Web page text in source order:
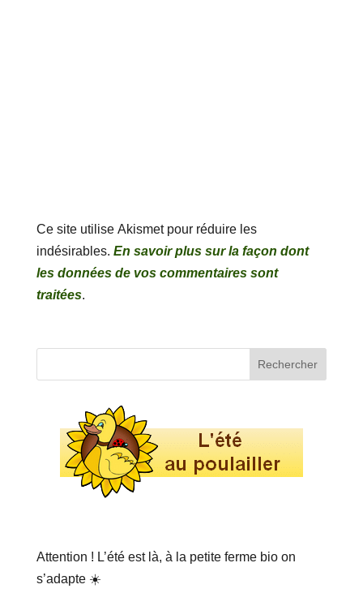
Ce site utilise Akismet pour réduire les
indésirables. En savoir plus sur la façon dont
les données de vos commentaires sont
traitées.
Attention ! L’été est là, à la petite ferme bio on
s’adapte ☀️